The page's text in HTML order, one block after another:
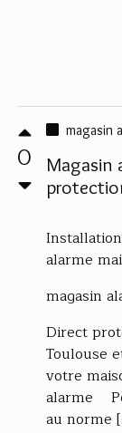
0
magasin
Magasin
alarme
magasin
Direct
Toulouse
votre
alarme
au norme